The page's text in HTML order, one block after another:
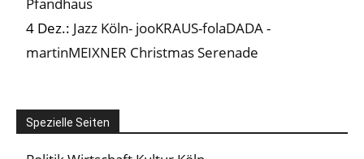
4 Dez.: Jazz Köln- jooKRAUS-folaDADA -
martinMEIXNER Christmas Serenade
Spezielle Seiten